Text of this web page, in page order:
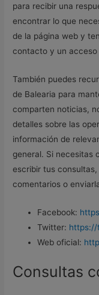
para recibir una
encontrar lo que
de la página web y
contacto y un acceso
También puedes
de Balearia para
comparten noticias,
detalles sobre las
información de
general. Si necesitas
escribir tus
comentarios o
Facebook:
Twitter: https://
Web oficial:
Consultas